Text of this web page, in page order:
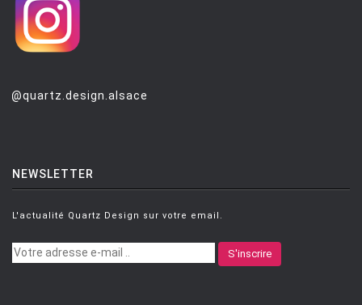
@quartz.design.alsace
NEWSLETTER
L'actualité Quartz Design sur votre email.
S'inscrire